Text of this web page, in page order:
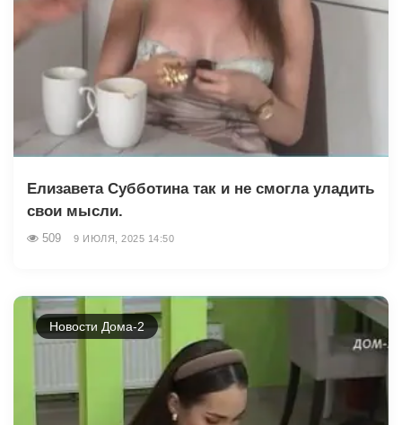
Елизавета Субботина так и не смогла уладить
свои мысли.
509 9 ИЮЛЯ, 2025 14:50
Новости Дома-2